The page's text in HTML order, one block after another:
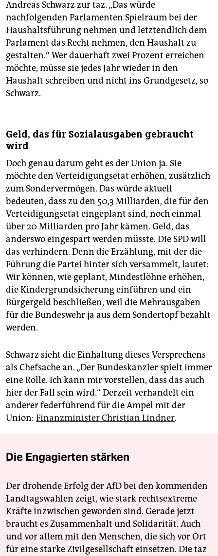
Andreas Schwarz zur taz. „Das würde
nachfolgenden Parlamenten Spielraum bei der
Haushaltsführung nehmen und letztendlich dem
Parlament das Recht nehmen, den Haushalt zu
gestalten.“ Wer dauerhaft zwei Prozent erreichen
möchte, müsse sie jedes Jahr wieder in den
Haushalt schreiben und nicht ins Grundgesetz, so
Schwarz.
Geld, das für Sozialausgaben gebraucht
wird
Doch genau darum geht es der Union ja. Sie
möchte den Verteidigungsetat erhöhen, zusätzlich
zum Sondervermögen. Das würde aktuell
bedeuten, dass zu den 50,3 Milliarden, die für den
Verteidigungsetat eingeplant sind, noch einmal
über 20 Milliarden pro Jahr kämen. Geld, das
anderswo eingespart werden müsste. Die SPD will
das verhindern. Denn die Erzählung, mit der die
Führung die Partei hinter sich versammelt, lautet:
Wir können, wie geplant, Mindestlöhne erhöhen,
die Kindergrundsicherung einführen und ein
Bürgergeld beschließen, weil die Mehrausgaben
für die Bundeswehr ja aus dem Sondertopf bezahlt
werden.
Schwarz sieht die Einhaltung dieses Versprechens
als Chefsache an. „Der Bundeskanzler spielt immer
eine Rolle. Ich kann mir vorstellen, dass das auch
hier der Fall sein wird.“ Derzeit verhandelt ein
anderer federführend für die Ampel mit der
Union: Finanzminister Christian Lindner.
Die Engagierten stärken
Der drohende Erfolg der AfD bei den kommenden
Landtagswahlen zeigt, wie stark rechtsextreme
Kräfte inzwischen geworden sind. Gerade jetzt
braucht es Zusammenhalt und Solidarität. Auch
und vor allem mit den Menschen, die sich vor Ort
für eine starke Zivilgesellschaft einsetzen. Die taz